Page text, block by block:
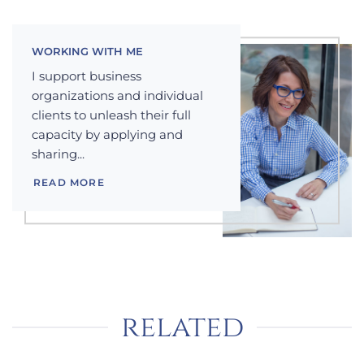
WORKING WITH ME
I support business
organizations and individual
clients to unleash their full
capacity by applying and
sharing...
READ MORE
related